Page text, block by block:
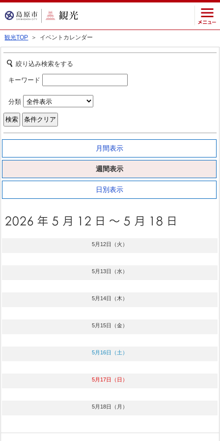
観光TOP ＞ イベントカレンダー
絞り込み検索をする
キーワード
分類
月間表示
週間表示
日別表示
5月12日（火）
5月13日（水）
5月14日（木）
5月15日（金）
5月16日（土）
5月17日（日）
5月18日（月）